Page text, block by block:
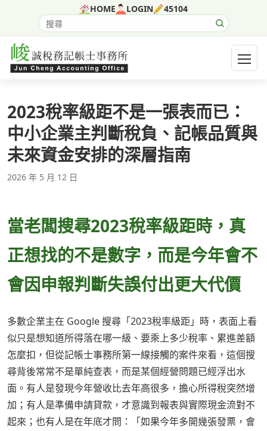
HOME LOGIN 45104
搜尋網站內容
開啟
2023稅率級距不是一張表而已：
中小企業主判斷稅負、記帳品質與
未來資金安排的深層指南
2026 年 5 月 12 日
當老闆搜尋2023稅率級距時，真
正想找的不是數字，而是今年會不
會因申報判斷失誤付出更大代價
多數企業主在 Google 搜尋「2023稅率級距」時，表面上看
似只是想知道所得落在哪一級、要乘上多少稅率、累進差額
怎麼扣，但從記帳士事務所第一線接觸的案件來看，這個搜
尋背後常常不是單純查表，而是某個經營問題已經浮出水
面。有人是發現今年營收比去年高很多，擔心所得稅突然增
加；有人是準備申請貸款，才意識到報表與實際現金流對不
起來；也有人是在年底才問：「如果今年多開幾張發票，會